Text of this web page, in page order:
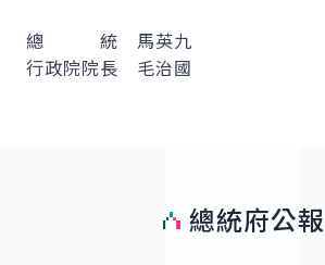
總 統 馬英九
行政院院長 毛治國
總統府公報